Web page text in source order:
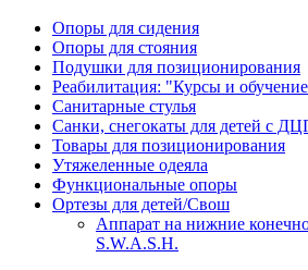
Опоры для сидения
Опоры для стояния
Подушки для позиционирования
Реабилитация: "Курсы и обучение
Санитарные стулья
Санки, снегокаты для детей с
Товары для позиционирования
Утяжеленные одеяла
Функциональные опоры
Ортезы для детей/Свош
Аппарат на нижние
S.W.A.S.H.